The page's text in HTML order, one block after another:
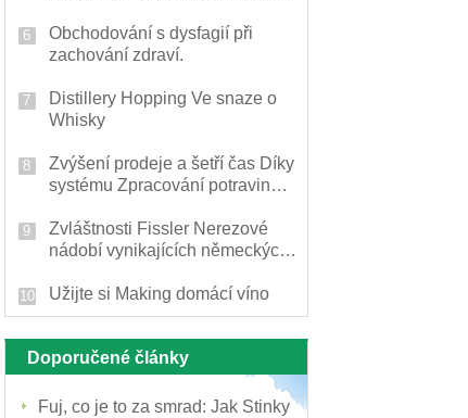
Obchodování s dysfagií při
zachování zdraví.
Distillery Hopping Ve snaze o
Whisky
Zvýšení prodeje a šetří čas Díky
systému Zpracování potravin
Zvláštnosti Fissler Nerezové
nádobí vynikajících německých
Užijte si Making domácí víno
Doporučené články
Fuj, co je to za smrad: Jak Stinky